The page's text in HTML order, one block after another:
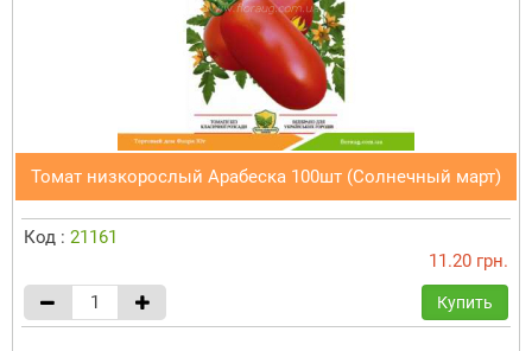
Томат низкорослый Арабеска 100шт (Солнечный март)
Код : 21161
11.20 грн.
Купить